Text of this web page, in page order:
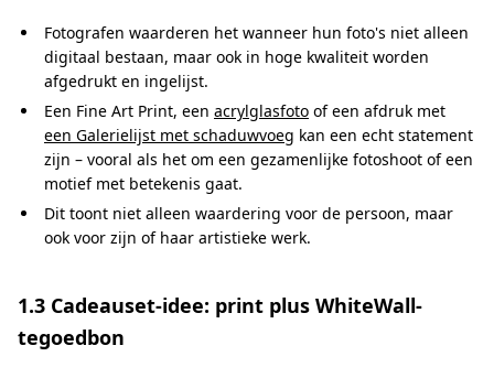
Fotografen waarderen het wanneer hun foto's niet alleen
digitaal bestaan, maar ook in hoge kwaliteit worden
afgedrukt en ingelijst.
Een Fine Art Print, een acrylglasfoto of een afdruk met
een Galerielijst met schaduwvoeg kan een echt statement
zijn – vooral als het om een gezamenlijke fotoshoot of een
motief met betekenis gaat.
Dit toont niet alleen waardering voor de persoon, maar
ook voor zijn of haar artistieke werk.
1.3 Cadeauset-idee: print plus WhiteWall-
tegoedbon